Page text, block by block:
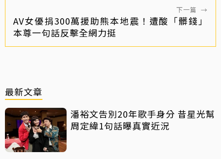
下一篇 →
AV女優捐300萬援助熊本地震！遭酸「髒錢」
本尊一句話反擊全網力挺
最新文章
潘裕文告別20年歌手身分 昔星光幫
周定緯1句話曝真實近況